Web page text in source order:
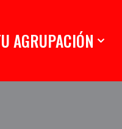
AGRUPACIÓN